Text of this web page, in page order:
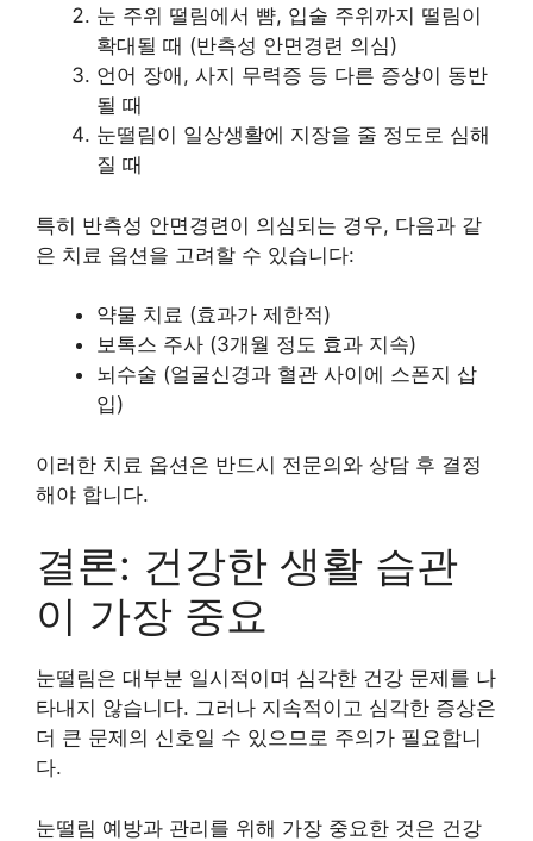
눈 주위 떨림에서 뺨, 입술 주위까지 떨림이
확대될 때 (반측성 안면경련 의심)
언어 장애, 사지 무력증 등 다른 증상이 동반
될 때
눈떨림이 일상생활에 지장을 줄 정도로 심해
질 때
특히 반측성 안면경련이 의심되는 경우, 다음과 같
은 치료 옵션을 고려할 수 있습니다:
약물 치료 (효과가 제한적)
보톡스 주사 (3개월 정도 효과 지속)
뇌수술 (얼굴신경과 혈관 사이에 스폰지 삽
입)
이러한 치료 옵션은 반드시 전문의와 상담 후 결정
해야 합니다.
결론: 건강한 생활 습관
이 가장 중요
눈떨림은 대부분 일시적이며 심각한 건강 문제를 나
타내지 않습니다. 그러나 지속적이고 심각한 증상은
더 큰 문제의 신호일 수 있으므로 주의가 필요합니
다.
눈떨림 예방과 관리를 위해 가장 중요한 것은 건강